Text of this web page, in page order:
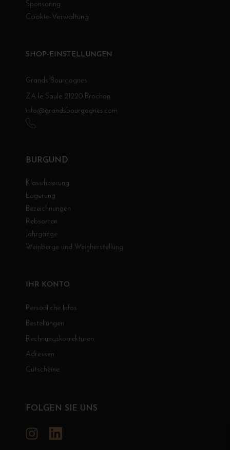
Sponsoring
Cookie-Verwaltung
BURGUND
Klassifizierung
Lagerung
Bezeichnungen
Rebsorten
Jahrgänge
Weinberge und Weinherstellung
IHR KONTO
Persönliche Infos
Bestellungen
Rechnungskorrekturen
Adressen
Gutscheine
SHOP-EINSTELLUNGEN
Grands Bourgognes
ZA le Saule 21220 Brochon
info@grandsbourgognes.com
FOLGEN SIE UNS
Instagram